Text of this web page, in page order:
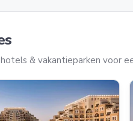
& vakantieparken voor